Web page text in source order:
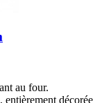
au four.
entièrement décorée